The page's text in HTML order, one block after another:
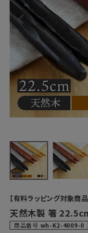
【有料ラッピング対象商
天然木製 箸
商品番号 wh-K2-4009-0